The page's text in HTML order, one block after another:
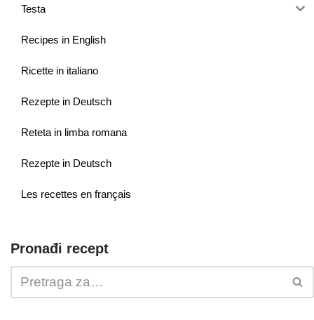
Testa
Recipes in English
Ricette in italiano
Rezepte in Deutsch
Reteta in limba romana
Rezepte in Deutsch
Les recettes en français
Pronađi recept